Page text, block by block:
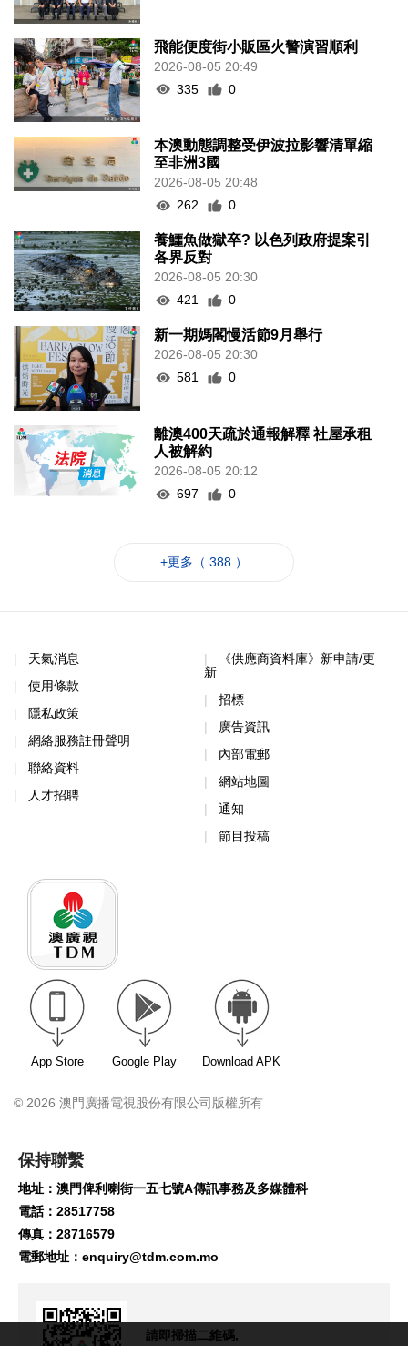
飛能便度街小販區火警演習順利
2026-08-05 20:49
335
0
本澳動態調整受伊波拉影響清單縮
至非洲3國
2026-08-05 20:48
262
0
養鱷魚做獄卒? 以色列政府提案引
各界反對
2026-08-05 20:30
421
0
新一期媽閣慢活節9月舉行
2026-08-05 20:30
581
0
離澳400天疏於通報解釋 社屋承租
人被解約
2026-08-05 20:12
697
0
+更多（ 388 ）
天氣消息
使用條款
隱私政策
網絡服務註冊聲明
聯絡資料
人才招聘
《供應商資料庫》新申請/更
新
招標
廣告資訊
內部電郵
網站地圖
通知
節目投稿
App Store Google Play Download APK
© 2026 澳門廣播電視股份有限公司版權所有
保持聯繫
地址：澳門俾利喇街一五七號A傳訊事務及多媒體科
電話：28517758
傳真：28716579
電郵地址： enquiry@tdm.com.mo
請即掃描二維碼,